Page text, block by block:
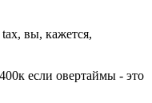
вы, кажется,
если овертаймы - это